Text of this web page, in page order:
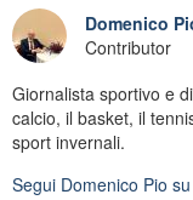
Domenico
Contributor
Giornalista sportivo e
calcio, il basket, il
sport invernali.
Segui Domenico Pio